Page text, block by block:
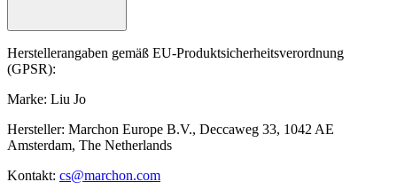
Herstellerangaben gemäß EU-Produktsicherheitsverordnung
(GPSR):
Marke: Liu Jo
Hersteller: Marchon Europe B.V., Deccaweg 33, 1042 AE
Amsterdam, The Netherlands
Kontakt: cs@marchon.com